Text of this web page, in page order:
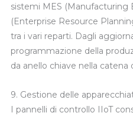
sistemi MES (Manufacturing
(Enterprise Resource
tra i vari reparti. Dagli
programmazione della
da anello chiave nella catena
9. Gestione delle
I pannelli di controllo IIoT